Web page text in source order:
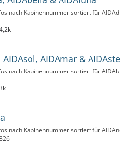
nach Kabinennummer sortiert für
4,2k
AIDAmar &
nach Kabinennummer sortiert für
3k
nach Kabinennummer sortiert für
826